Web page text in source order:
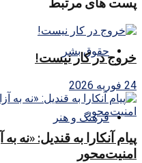
حقوق بشر
فرهنگ و هنر
پست های مرتبط
خروج در کار نیست!
24 فوریه 2026
پیام آنکارا به قندیل: «نه
امنیت‌محور